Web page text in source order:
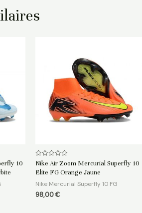
10
Note
sur
Nike Air Zoom Mercurial Superfly 10
Elite FG Orange Jaune
Nike Mercurial Superfly 10 FG
98,00€